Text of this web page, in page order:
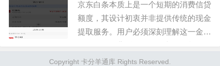
京东白条本质上是一个短期的消费信贷
额度，其设计初衷并非提供传统的现金
提取服务。用户必须深刻理解这一金融
次消费行为的延伸，而非余额的透支。
Copyright 卡分羊通库 Rights Reserved.